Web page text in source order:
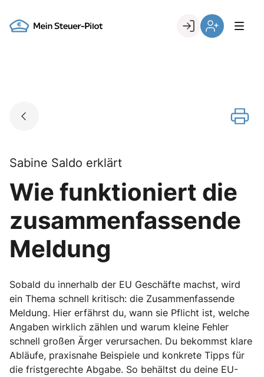
content
Go to landing page.
Sabine Saldo erklärt
Wie funktioniert die
zusammenfassende
Meldung
Sobald du innerhalb der EU Geschäfte machst, wird
ein Thema schnell kritisch: die Zusammenfassende
Meldung. Hier erfährst du, wann sie Pflicht ist, welche
Angaben wirklich zählen und warum kleine Fehler
schnell großen Ärger verursachen. Du bekommst klare
Abläufe, praxisnahe Beispiele und konkrete Tipps für
die fristgerechte Abgabe. So behältst du deine EU-